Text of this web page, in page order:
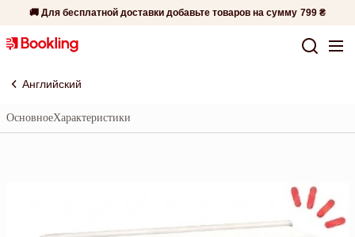
🚚 Для бесплатной доставки добавьте товаров на сумму 799 ₴
Английский
ОсновноеХарактеристики